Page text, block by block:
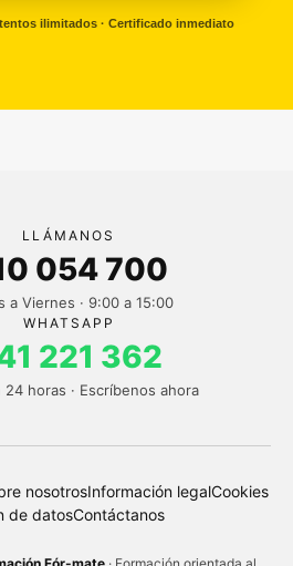
ilimitados · Certificado inmediato
LLÁMANOS
054 700
a Viernes · 9:00 a 15:00
WHATSAPP
221 362
horas · Escríbenos ahora
nosotrosInformación legalCookies
de datosContáctanos